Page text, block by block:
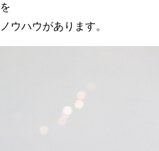
ウハウがあります。